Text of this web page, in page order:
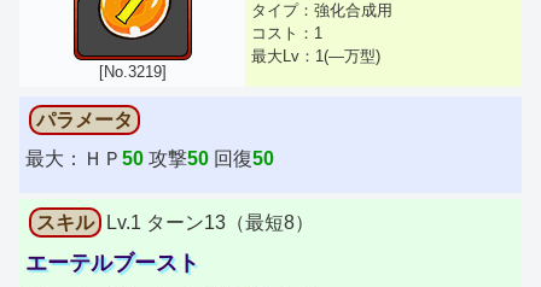
[No.3219]
タイプ：強化合成用
コスト：1
最大Lv：1(―万型)
パラメータ
最大：ＨＰ 50 攻撃50 回復50
スキル Lv.1 ターン13（最短8）
エーテルブースト